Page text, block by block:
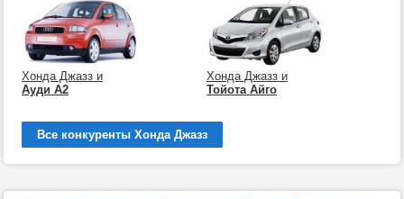
Хонда Джазз и
Ауди А2
Хонда Джазз и
Тойота Айго
Все конкуренты Хонда Джазз